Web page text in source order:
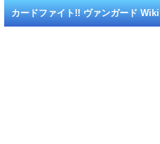
カードファイト!! ヴァンガード Wiki